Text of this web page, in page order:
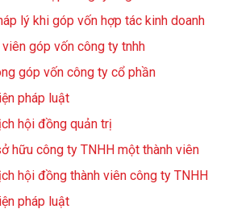
lý khi góp vốn hợp tác kinh doanh
góp vốn công ty tnhh
góp vốn công ty cổ phần
pháp luật
hội đồng quản trị
hữu công ty TNHH một thành viên
hội đồng thành viên công ty TNHH
pháp luật